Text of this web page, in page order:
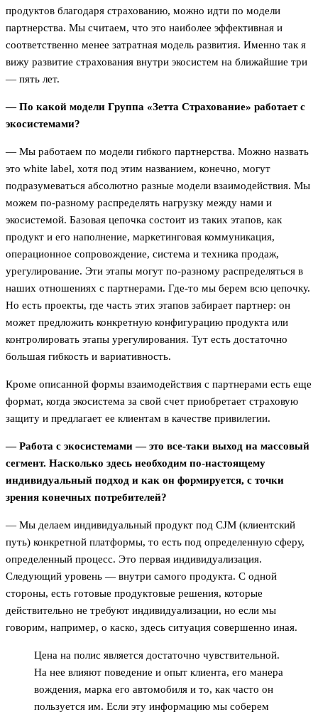
продуктов благодаря страхованию, можно идти по модели
партнерства. Мы считаем, что это наиболее эффективная и
соответственно менее затратная модель развития. Именно так я
вижу развитие страхования внутри экосистем на ближайшие три
— пять лет.
— По какой модели Группа «Зетта Страхование» работает с
экосистемами?
— Мы работаем по модели гибкого партнерства. Можно назвать
это white label, хотя под этим названием, конечно, могут
подразумеваться абсолютно разные модели взаимодействия. Мы
можем по-разному распределять нагрузку между нами и
экосистемой. Базовая цепочка состоит из таких этапов, как
продукт и его наполнение, маркетинговая коммуникация,
операционное сопровождение, система и техника продаж,
урегулирование. Эти этапы могут по-разному распределяться в
наших отношениях с партнерами. Где-то мы берем всю цепочку.
Но есть проекты, где часть этих этапов забирает партнер: он
может предложить конкретную конфигурацию продукта или
контролировать этапы урегулирования. Тут есть достаточно
большая гибкость и вариативность.
Кроме описанной формы взаимодействия с партнерами есть еще
формат, когда экосистема за свой счет приобретает страховую
защиту и предлагает ее клиентам в качестве привилегии.
— Работа с экосистемами — это все-таки выход на массовый
сегмент. Насколько здесь необходим по-настоящему
индивидуальный подход и как он формируется, с точки
зрения конечных потребителей?
— Мы делаем индивидуальный продукт под CJM (клиентский
путь) конкретной платформы, то есть под определенную сферу,
определенный процесс. Это первая индивидуализация.
Следующий уровень — внутри самого продукта. С одной
стороны, есть готовые продуктовые решения, которые
действительно не требуют индивидуализации, но если мы
говорим, например, о каско, здесь ситуация совершенно иная.
Цена на полис является достаточно чувствительной.
На нее влияют поведение и опыт клиента, его манера
вождения, марка его автомобиля и то, как часто он
пользуется им. Если эту информацию мы соберем